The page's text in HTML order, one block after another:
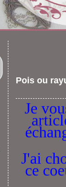
Pois ou
Je
J'ai
ce